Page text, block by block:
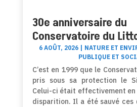
30e anniversaire du
Conservatoire du
6 AOÛT, 2026| NATURE ET
PUBLIQUE ET
C’est en 1999 que le
pris sous sa protection le
Celui-ci était effectivement
disparition. Il a été sauvé ces